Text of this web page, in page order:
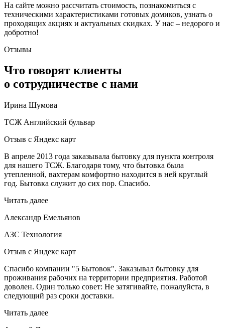
На сайте можно рассчитать стоимость, познакомиться с
техническими характеристиками готовых домиков, узнать о
проходящих акциях и актуальных скидках. У нас – недорого и
добротно!
Отзывы
Что говорят клиенты
о сотрудничестве с нами
Ирина Шумова
ТСЖ Английский бульвар
Отзыв с Яндекс карт
В апреле 2013 года заказывала бытовку для пункта контроля
для нашего ТСЖ. Благодаря тому, что бытовка была
утепленной, вахтерам комфортно находится в ней круглый
год. Бытовка служит до сих пор. Спасибо.
Читать далее
Александр Емельянов
АЗС Технология
Отзыв с Яндекс карт
Спасибо компании "5 Бытовок". Заказывал бытовку для
проживания рабочих на территории предприятия. Работой
доволен. Один только совет: Не затягивайте, пожалуйста, в
следующий раз сроки доставки.
Читать далее